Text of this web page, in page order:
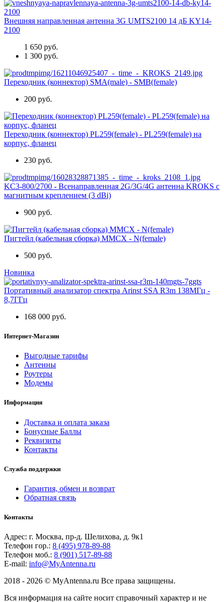
Внешняя направленная антенна 3G UMTS2100 14 дБ KY14-
2100
1 650 руб.
1 300 руб.
Переходник (коннектор) SMA(male) - SMB(female)
200 руб.
Переходник (коннектор) PL259(female) - PL259(female) на
корпус, фланец
230 руб.
KC3-800/2700 - Всенаправленная 2G/3G/4G антенна KROKS с
магнитным креплением (3 dBi)
900 руб.
Пигтейл (кабельная сборка) MMCX - N(female)
500 руб.
Новинка
Портативный анализатор спектра Arinst SSA R3m 138МГц -
8,7ГГц
168 000 руб.
Интернет-Магазин
Выгодные тарифы
Антенны
Роутеры
Модемы
Информация
Доставка и оплата заказа
Бонусные Баллы
Реквизиты
Контакты
Служба поддержки
Гарантия, обмен и возврат
Обратная связь
Контакты
Адрес: г. Москва, пр-д. Шелихова, д. 9к1
Телефон гор.: 8 (495) 978-89-88
Телефон моб.: 8 (901) 517-89-88
E-mail: info@MyAntenna.ru
2018 - 2026 © MyAntenna.ru Все права защищены.
Вся информация на сайте носит справочный характер и не